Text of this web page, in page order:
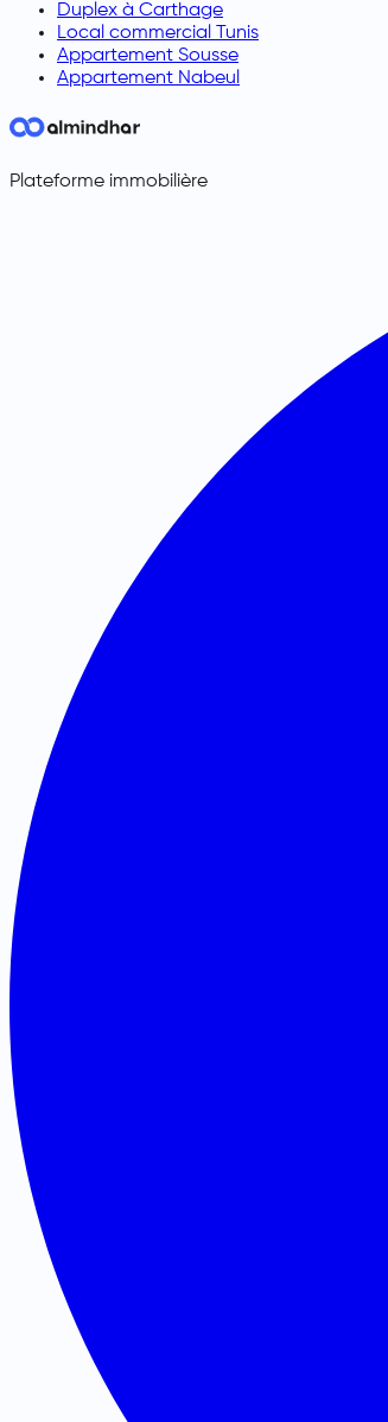
Duplex à Carthage
Local commercial Tunis
Appartement Sousse
Appartement Nabeul
Plateforme immobilière